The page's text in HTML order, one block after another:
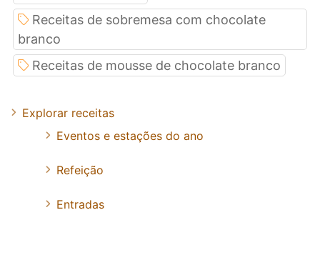
Receitas de sobremesa com chocolate
branco
Receitas de mousse de chocolate branco
Explorar receitas
Eventos e estações do ano
Refeição
Entradas